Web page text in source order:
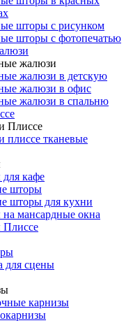
шторы с рисунком
шторы с фотопечатью
жалюзи
жалюзи в детскую
жалюзи в офис
жалюзи в спальню
Плиссе
плиссе тканевые
кафе
шторы
шторы для кухни
мансардные окна
для сцены
карнизы